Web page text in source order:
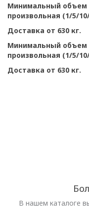
Минимальный объем
произвольная (1/5/
Доставка от 630 кг.
Минимальный объем
произвольная (1/5/
Доставка от 630 кг.
В нашем каталоге